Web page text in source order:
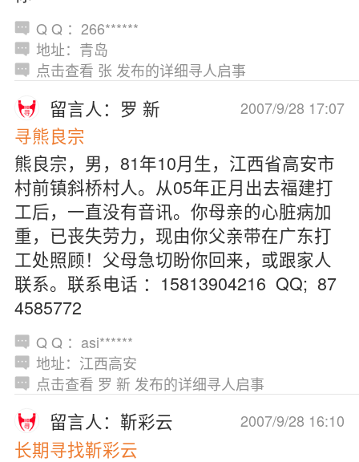
Q Q ：266******
地址：青岛
点击查看 张 发布的详细寻人启事
2007/9/28 17:07
留言人：罗 新
寻熊良宗
熊良宗，男，81年10月生，江西省高安市
村前镇斜桥村人。从05年正月出去福建打
工后，一直没有音讯。你母亲的心脏病加
重，已丧失劳力，现由你父亲带在广东打
工处照顾！父母急切盼你回来，或跟家人
联系。联系电话 ：15813904216 QQ; 87
4585772
Q Q ：asi******
地址：江西高安
点击查看 罗 新 发布的详细寻人启事
2007/9/28 16:10
留言人：靳彩云
长期寻找靳彩云